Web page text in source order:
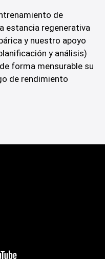
de
estancia regenerativa
y nuestro apoyo
y análisis)
forma mensurable su
de rendimiento